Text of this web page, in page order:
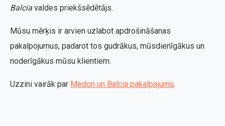
Balcia valdes priekšsēdētājs.
Mūsu mērķis ir arvien uzlabot apdrošināšanas
pakalpojumus, padarot tos gudrākus, mūsdienīgākus un
noderīgākus mūsu klientiem.
Uzzini vairāk par Medon un Balcia pakalpojumu.